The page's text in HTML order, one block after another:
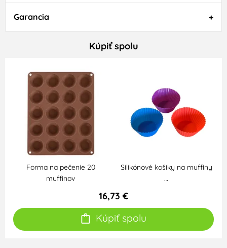
Garancia
Kúpiť spolu
Forma na pečenie 20
muffinov
Silikónové košíky na muffiny
…
16,73 €
Kúpiť spolu